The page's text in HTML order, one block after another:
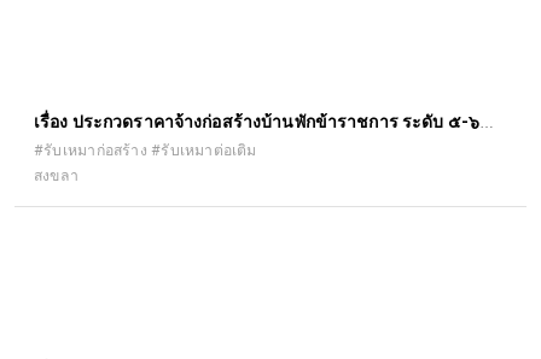
เรื่อง ประกวดราคาจ้างก่อสร้างบ้านพักข้าราชการ ระดับ ๕-๖
โครงการส่งน้ำและบำรุงรักษาระโนดกระแสสินธุ์ ตำบลบ้านขาว
อำเภอระโนด จังหวัดสงขลา ด้วยวิธีประกวดราคาอิเล็กทรอนิกส์
(e-bidding)
#รับเหมาก่อสร้าง #รับเหมาต่อเติม
สงขลา